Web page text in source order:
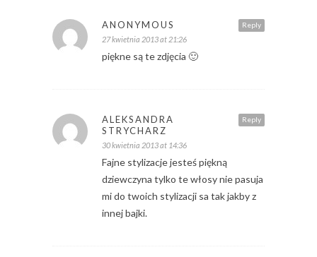
Reply
ANONYMOUS
27 kwietnia 2013 at 21:26
piękne są te zdjęcia 🙂
Reply
ALEKSANDRA
STRYCHARZ
30 kwietnia 2013 at 14:36
Fajne stylizacje jesteś piękną
dziewczyna tylko te włosy nie pasuja
mi do twoich stylizacji sa tak jakby z
innej bajki.